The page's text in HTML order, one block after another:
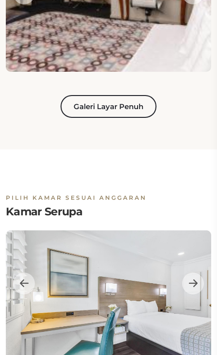
Galeri Layar Penuh
PILIH KAMAR SESUAI ANGGARAN
Kamar Serupa